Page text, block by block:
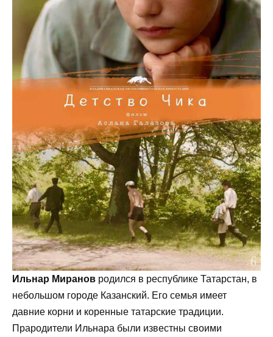
Ильнар Миранов родился в республике Татарстан, в
небольшом городе Казанский. Его семья имеет
давние корни и коренные татарские традиции.
Прародители Ильнара были известны своими